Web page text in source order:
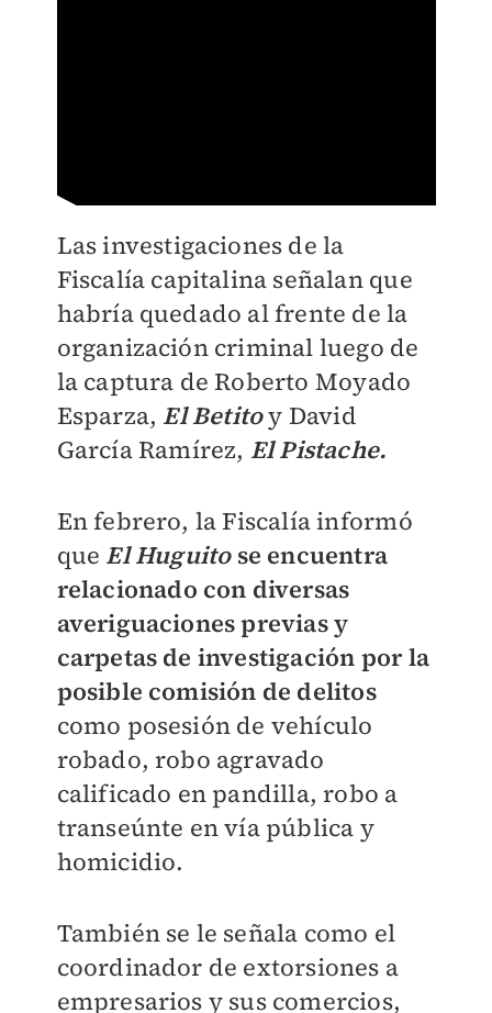
Las investigaciones de la
Fiscalía capitalina señalan que
habría quedado al frente de la
organización criminal luego de
la captura de Roberto Moyado
Esparza, El Betitoy David
García Ramírez, El Pistache.
En febrero, la Fiscalía informó
que El Huguito se encuentra
relacionado con diversas
averiguaciones previas y
carpetas de investigación por la
posible comisión de delitos
como posesión de vehículo
robado, robo agravado
calificado en pandilla, robo a
transeúnte en vía pública y
homicidio.
También se le señala como el
coordinador de extorsiones a
empresarios y sus comercios,